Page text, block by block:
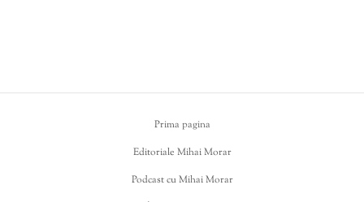
Prima pagina
Editoriale Mihai Morar
Podcast cu Mihai Morar